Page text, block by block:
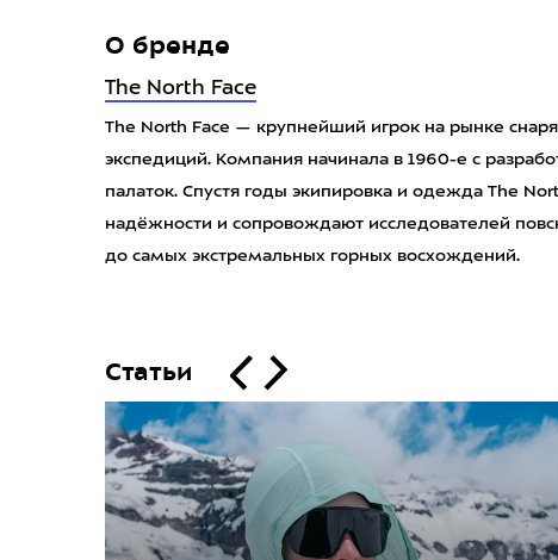
О бренде
The North Face
The North Face — крупнейший игрок на рынке
экспедиций. Компания начинала в 1960-е с
палаток. Спустя годы экипировка и одежда The
надёжности и сопровождают исследователей
до самых экстремальных горных восхождений.
Статьи